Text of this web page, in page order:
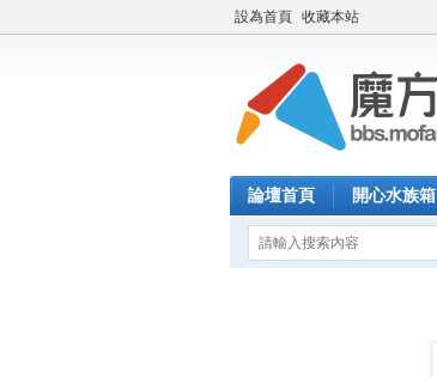
設為首頁 收藏本站
論壇首頁 開心水族箱